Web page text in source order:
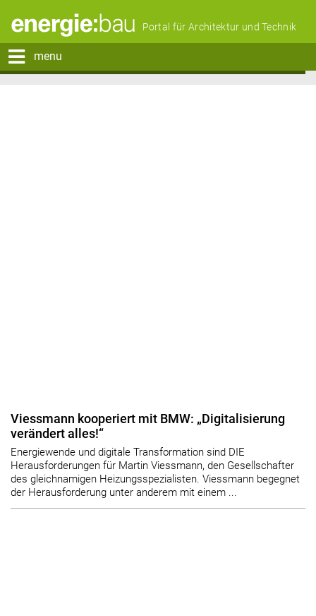
Portal für Architektur und Technik
menu
Viessmann kooperiert mit BMW: „Digitalisierung
verändert alles!“
Energiewende und digitale Transformation sind DIE
Herausforderungen für Martin Viessmann, den Gesellschafter
des gleichnamigen Heizungsspezialisten. Viessmann begegnet
der Herausforderung unter anderem mit einem ...